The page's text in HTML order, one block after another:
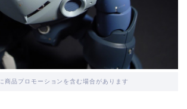
商品プロモーションを含む場合があります